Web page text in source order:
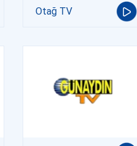
Otağ TV